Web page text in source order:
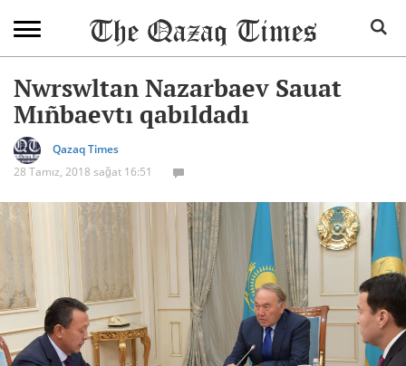
Nwrswltan Nazarbaev Sauat
Mıñbaevtı qabıldadı
Qazaq Times
28 Tamız, 2018 sağat 16:51